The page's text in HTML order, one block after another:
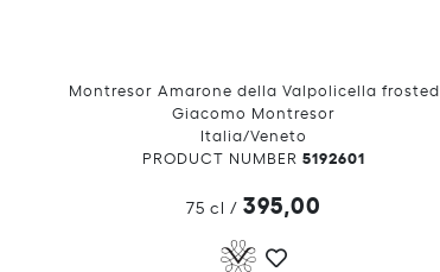
Montresor Amarone della Valpolicella frosted
Giacomo Montresor
Italia/Veneto
PRODUCT NUMBER 5192601
75 cl / 395,00